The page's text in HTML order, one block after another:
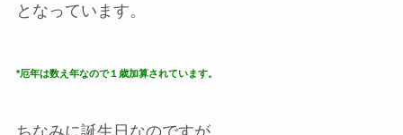
となっています。
*厄年は数え年なので１歳加算されています。